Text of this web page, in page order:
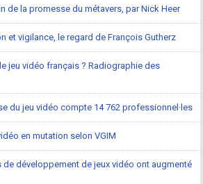
de la promesse du métavers, par Nick Heer
et vigilance, le regard de François Gutherz
jeu vidéo français ? Radiographie des
du jeu vidéo compte 14 762 professionnel·les
en mutation selon VGIM
de développement de jeux vidéo ont augmenté